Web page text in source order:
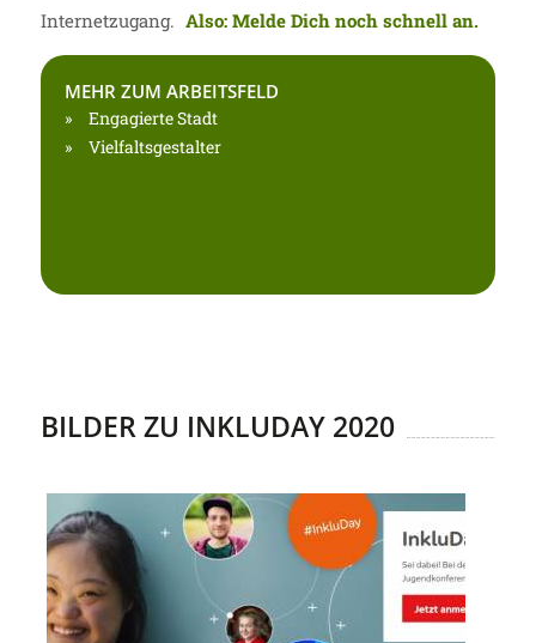
Internetzugang. Also: Melde Dich noch schnell an.
MEHR ZUM ARBEITSFELD
Engagierte Stadt
Vielfaltsgestalter
BILDER ZU INKLUDAY 2020